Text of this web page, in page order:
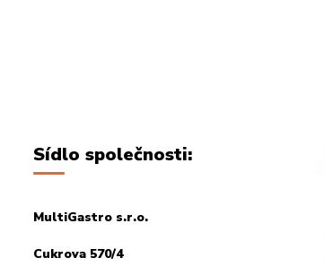
Sídlo společnosti:
MultiGastro s.r.o.
Cukrova 570/4